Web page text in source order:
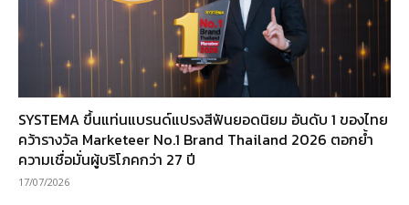
SYSTEMA ขึ้นแท่นแบรนด์แปรงสีฟันยอดนิยม อันดับ 1 ของไทย
คว้ารางวัล Marketeer No.1 Brand Thailand 2026 ตอกย้ำ
ความเชื่อมั่นผู้บริโภคกว่า 27 ปี
17/07/2026